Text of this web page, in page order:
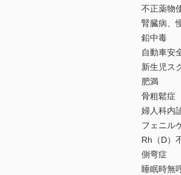
不正薬物
腎臓病、
鉛中毒
自動車安
新生児ス
肥満
骨粗鬆症
婦人科内
フェニル
Rh（D）
側弯症
睡眠時無